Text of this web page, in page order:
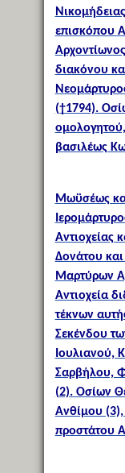
επισκόπου
διακόνου
(†1794).
βασιλέως
Μωϋσέως
Αντιοχείας
Δονάτου
Μαρτύρων
Αντιοχεία
τέκνων
Σεκένδου
Ιουλιανού,
Σαρβήλου,
(2). Οσίων
Ανθίμου
προστάτου